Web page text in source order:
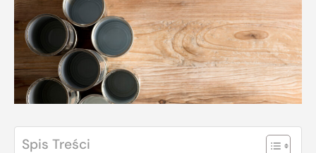
Spis Treści